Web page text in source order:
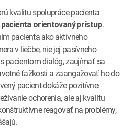
kvalitu spolupráce pacienta
pacienta orientovaný prístup.
pacienta ako aktívneho
v liečbe, nie jej pasívneho
pacientom dialóg, zaujímať sa
ťažkosti a zaangažovať ho do
pacient dokáže pozitívne
ochorenia, ale aj kvalitu
reagovať na problémy,